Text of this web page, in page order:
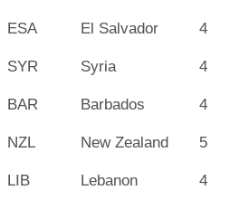
ESA El Salvador 4
SYR Syria 4
BAR Barbados 4
NZL New Zealand 5
LIB Lebanon 4